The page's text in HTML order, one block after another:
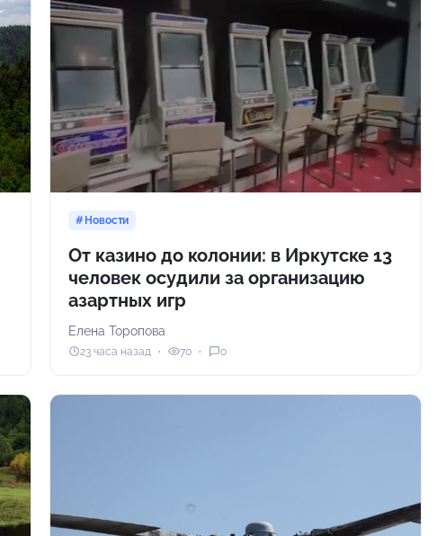
Новости
От казино до колонии: в Иркутске 13
человек осудили за организацию
азартных игр
Елена Торопова
23 часа назад 70 0